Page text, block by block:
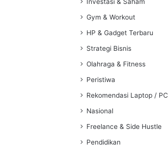
Gym & Workout
HP & Gadget Terbaru
Strategi Bisnis
Olahraga & Fitness
Peristiwa
Rekomendasi Laptop / PC
Nasional
Freelance & Side Hustle
Pendidikan